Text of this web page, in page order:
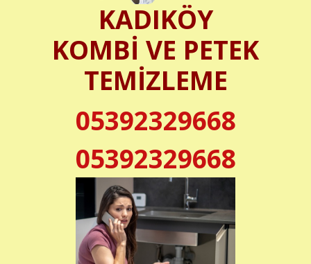
KADIKÖY
KOMBİ VE PETEK
TEMİZLEME
05392329668
05392329668